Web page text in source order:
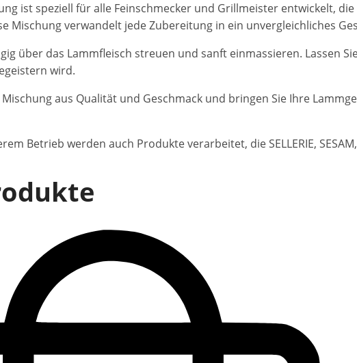
ist speziell für alle Feinschmecker und Grillmeister entwickelt,
Mischung verwandelt jede Zubereitung in ein unvergleichliches
über das Lammfleisch streuen und sanft einmassieren. Lassen
wird.
aus Qualität und Geschmack und bringen Sie Ihre
Betrieb werden auch Produkte verarbeitet, die SELLERIE, SESAM,